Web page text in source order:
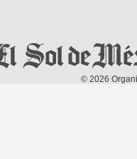
© 2026